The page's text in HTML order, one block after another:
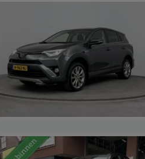
Bekijk deze auto